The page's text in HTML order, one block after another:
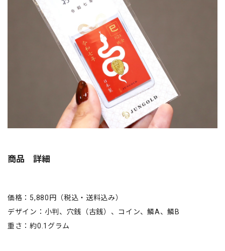
商品 詳細
価格：5,880円（税込・送料込み）
デザイン：小判、穴銭（古銭）、コイン、鱗A、鱗B
重さ：約0.1グラム